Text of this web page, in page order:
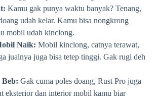
Kamu gak punya waktu banyak? Tenang,
udah kelar. Kamu bisa nongkrong
mobil udah kinclong.
Naik: Mobil kinclong, catnya terawat,
jualnya juga bisa tetep tinggi. Gak rugi deh
Beb: Gak cuma poles doang, Rust Pro juga
eksterior dan interior mobil kamu biar